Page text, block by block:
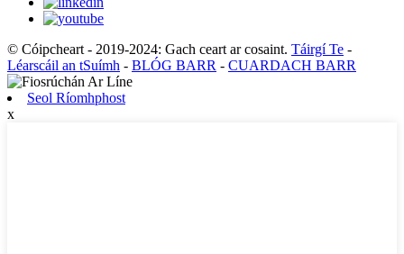
© Cóipcheart - 2019-2024: Gach ceart ar cosaint. Táirgí Te -
Léarscáil an tSuímh - BLÓG BARR - CUARDACH BARR
Seol Ríomhphost
x